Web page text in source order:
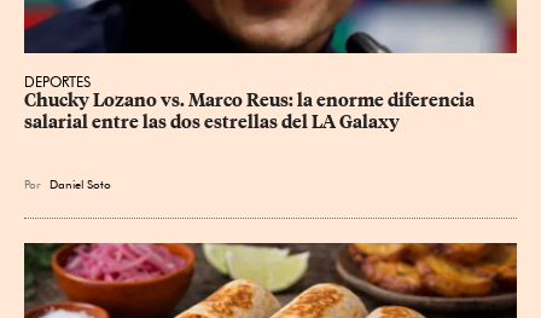
DEPORTES
Chucky Lozano vs. Marco Reus: la enorme diferencia
salarial entre las dos estrellas del LA Galaxy
Por Daniel Soto